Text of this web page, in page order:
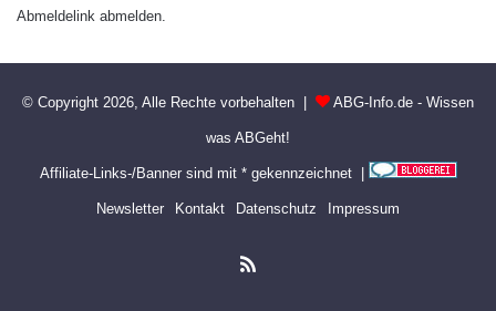
Abmeldelink abmelden.
© Copyright 2026, Alle Rechte vorbehalten | ABG-Info.de - Wissen
was ABGeht!
Affiliate-Links-/Banner sind mit * gekennzeichnet |
Newsletter Kontakt Datenschutz Impressum